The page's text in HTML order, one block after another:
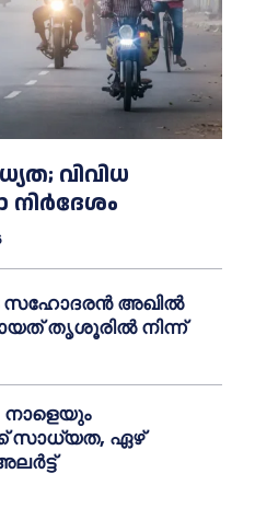
വിവിധ
നിർദേശം
സഹോദരന്‍ അഖില്‍
തൃശൂരില്‍ നിന്ന്
നാളെയും
സാധ്യത, ഏഴ്